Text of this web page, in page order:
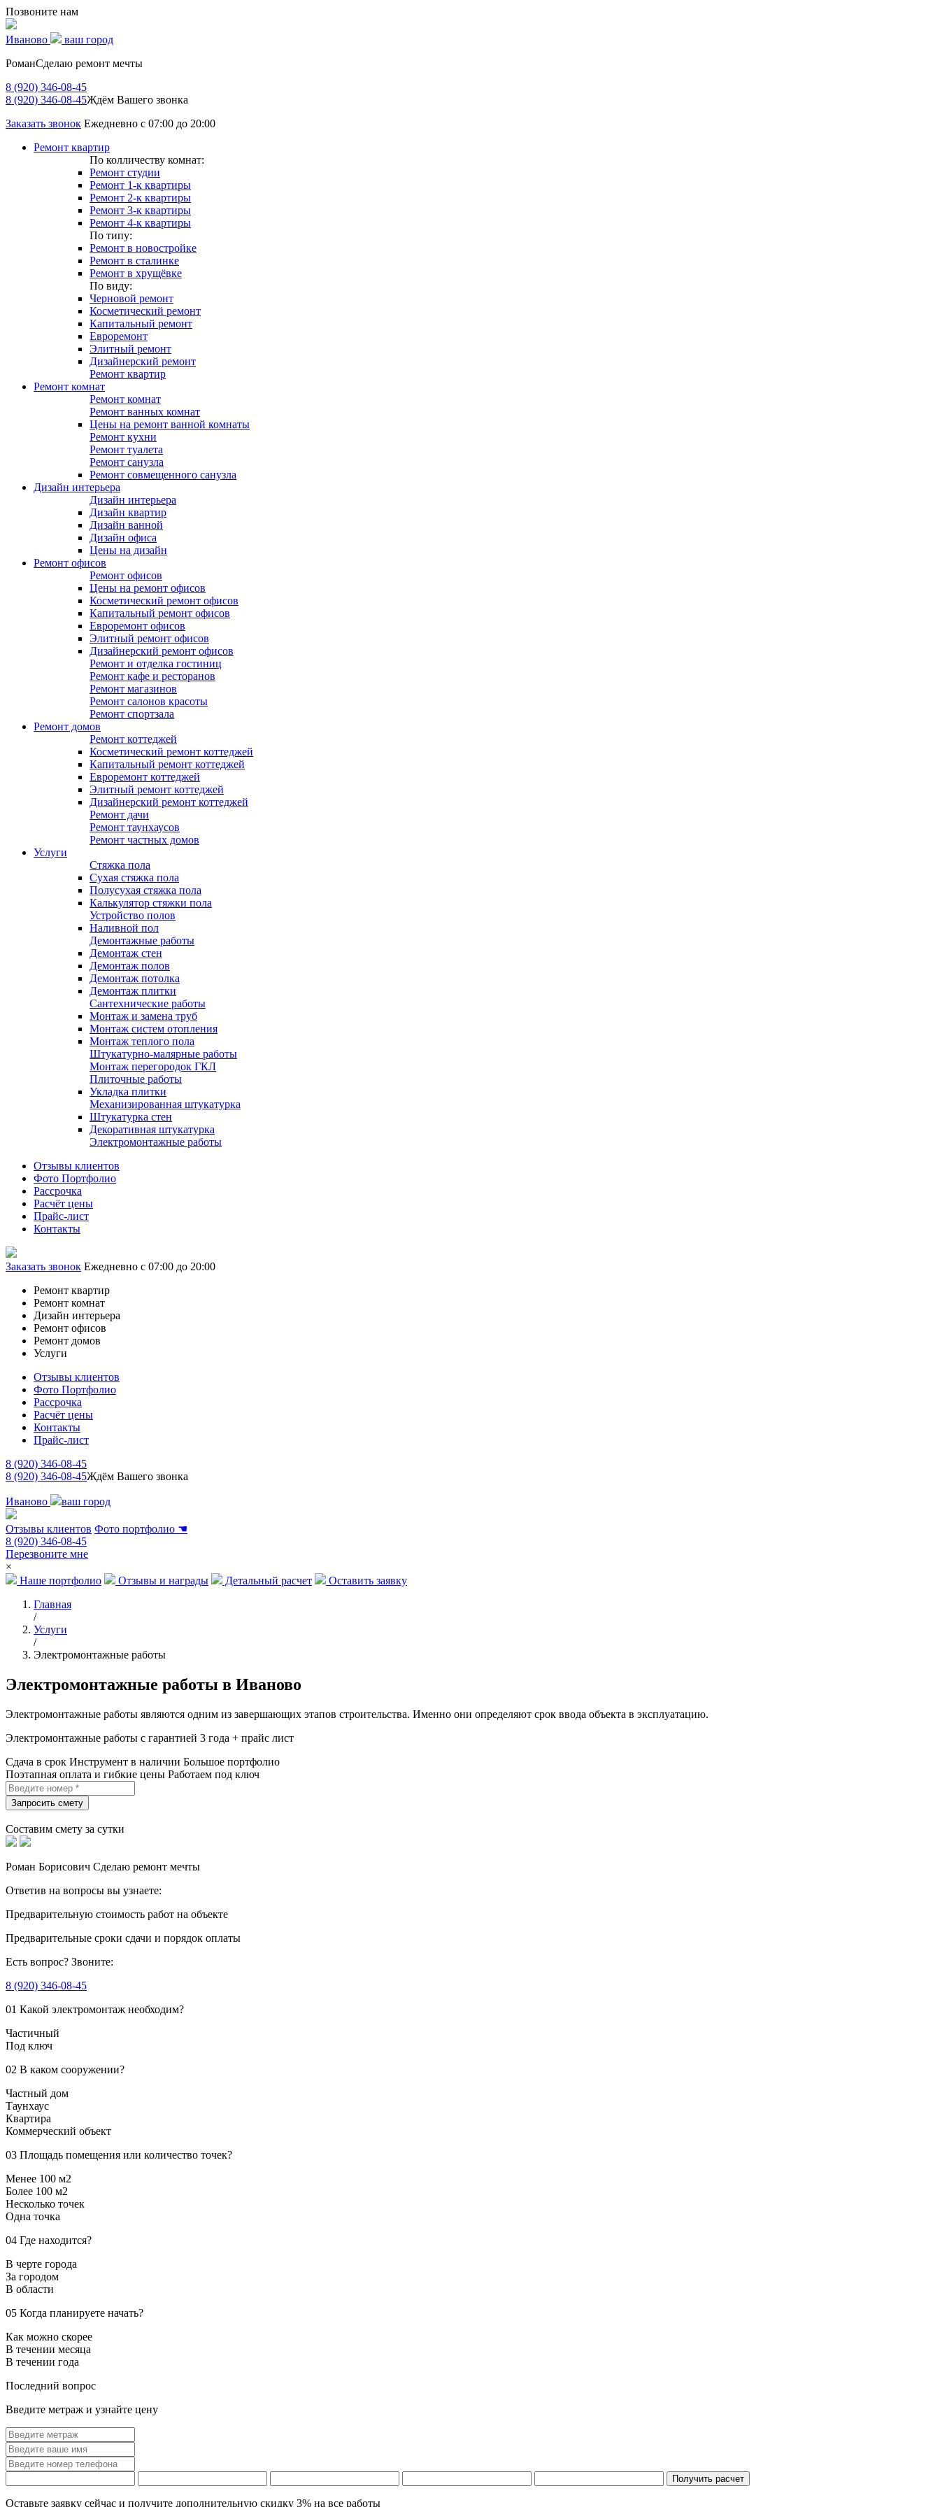
Позвоните нам
Иваново
ваш город
РоманСделаю ремонт мечты
8 (920) 346-08-45
8 (920) 346-08-45Ждём Вашего звонка
Заказать звонок Ежедневно с 07:00 до 20:00
Ремонт квартир
По колличеству комнат:
Ремонт студии
Ремонт 1-к квартиры
Ремонт 2-к квартиры
Ремонт 3-к квартиры
Ремонт 4-к квартиры
По типу:
Ремонт в новостройке
Ремонт в сталинке
Ремонт в хрущёвке
По виду:
Черновой ремонт
Косметический ремонт
Капитальный ремонт
Евроремонт
Элитный ремонт
Дизайнерский ремонт
Ремонт квартир
Ремонт комнат
Ремонт комнат
Ремонт ванных комнат
Цены на ремонт ванной комнаты
Ремонт кухни
Ремонт туалета
Ремонт санузла
Ремонт совмещенного санузла
Дизайн интерьера
Дизайн интерьера
Дизайн квартир
Дизайн ванной
Дизайн офиса
Цены на дизайн
Ремонт офисов
Ремонт офисов
Цены на ремонт офисов
Косметический ремонт офисов
Капитальный ремонт офисов
Евроремонт офисов
Элитный ремонт офисов
Дизайнерский ремонт офисов
Ремонт и отделка гостиниц
Ремонт кафе и ресторанов
Ремонт магазинов
Ремонт салонов красоты
Ремонт спортзала
Ремонт домов
Ремонт коттеджей
Косметический ремонт коттеджей
Капитальный ремонт коттеджей
Евроремонт коттеджей
Элитный ремонт коттеджей
Дизайнерский ремонт коттеджей
Ремонт дачи
Ремонт таунхаусов
Ремонт частных домов
Услуги
Стяжка пола
Сухая стяжка пола
Полусухая стяжка пола
Калькулятор стяжки пола
Устройство полов
Наливной пол
Демонтажные работы
Демонтаж стен
Демонтаж полов
Демонтаж потолка
Демонтаж плитки
Сантехнические работы
Монтаж и замена труб
Монтаж систем отопления
Монтаж теплого пола
Штукатурно-малярные работы
Монтаж перегородок ГКЛ
Плиточные работы
Укладка плитки
Механизированная штукатурка
Штукатурка стен
Декоративная штукатурка
Электромонтажные работы
Отзывы клиентов
Фото Портфолио
Рассрочка
Расчёт цены
Прайс-лист
Контакты
Заказать звонок Ежедневно с 07:00 до 20:00
Ремонт квартир
Ремонт комнат
Дизайн интерьера
Ремонт офисов
Ремонт домов
Услуги
Отзывы клиентов
Фото Портфолио
Рассрочка
Расчёт цены
Контакты
Прайс-лист
8 (920) 346-08-45
8 (920) 346-08-45Ждём Вашего звонка
Иваново ваш город
Отзывы клиентов Фото портфолио ☚
8 (920) 346-08-45
Перезвоните мне
×
Наше портфолио
Отзывы и награды Детальный расчет
Оставить заявку
Главная
/
Услуги
/
Электромонтажные работы
Электромонтажные работы в Иваново
Электромонтажные работы являются одним из завершающих этапов строительства. Именно они определяют срок ввода объекта в эксплуатацию.
Электромонтажные работы с гарантией 3 года + прайс лист
Сдача в срок Инструмент в наличии Большое портфолио
Поэтапная оплата и гибкие цены Работаем под ключ
Составим смету за сутки
Роман Борисович Сделаю ремонт мечты
Ответив на вопросы вы узнаете:
Предварительную стоимость работ на объекте
Предварительные сроки сдачи и порядок оплаты
Есть вопрос? Звоните:
8 (920) 346-08-45
01 Какой электромонтаж необходим?
Частичный
Под ключ
02 В каком сооружении?
Частный дом
Таунхаус
Квартира
Коммерческий объект
03 Площадь помещения или количество точек?
Менее 100 м2
Более 100 м2
Несколько точек
Одна точка
04 Где находится?
В черте города
За городом
В области
05 Когда планируете начать?
Как можно скорее
В течении месяца
В течении года
Последний вопрос
Введите метраж и узнайте цену
Оставьте заявку сейчас и получите дополнительную скидку 3% на все работы